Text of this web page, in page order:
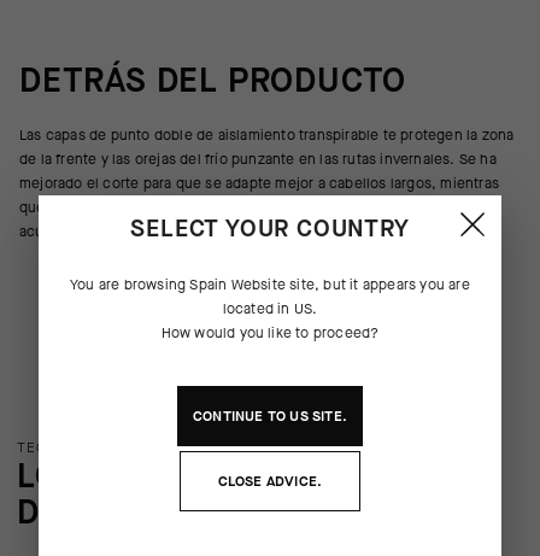
DETRÁS DEL PRODUCTO
Las capas de punto doble de aislamiento transpirable te protegen la zona
de la frente y las orejas del frío punzante en las rutas invernales. Se ha
mejorado el corte para que se adapte mejor a cabellos largos, mientras
que su gran transpirabilidad evita que el calor corporal y la humedad se
acumulen en su interior.
TECNOLOGÍA DEL PRODUCTO
LOS DETALLES MÁS SUTILES
DEL PRODUCTO
SELECT YOUR COUNTRY
You are browsingSpain Websitesite, but it appears you are
located in US.
How would you like to proceed?
CONTINUE TOUSSITE.
CLOSE ADVICE.